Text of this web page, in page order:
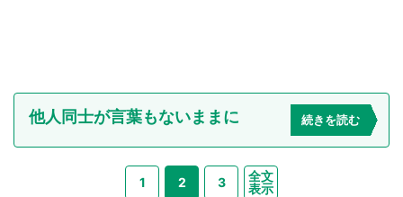
他人同士が言葉もないままに 続きを読む
1 2 3
全文
表示